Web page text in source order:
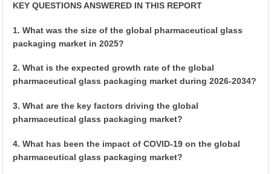
KEY QUESTIONS ANSWERED IN THIS REPORT
1. What was the size of the global pharmaceutical glass
packaging market in 2025?
2. What is the expected growth rate of the global
pharmaceutical glass packaging market during 2026-2034?
3. What are the key factors driving the global
pharmaceutical glass packaging market?
4. What has been the impact of COVID-19 on the global
pharmaceutical glass packaging market?